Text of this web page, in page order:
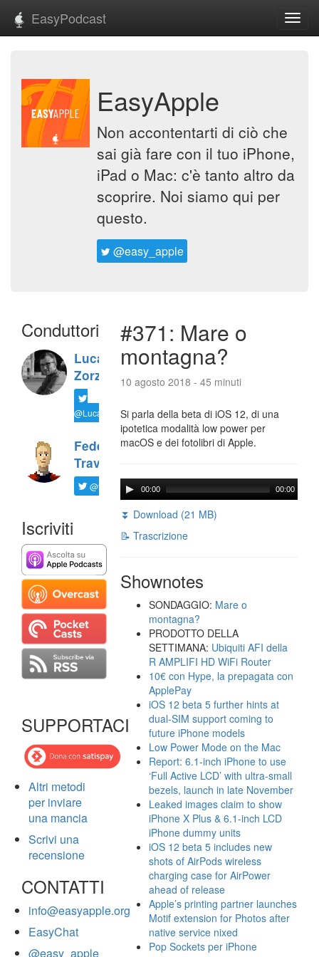
EasyPodcast
EasyApple
Non accontentarti di ciò che
sai già fare con il tuo iPhone,
iPad o Mac: c'è tanto altro da
scoprire. Noi siamo qui per
questo.
@easy_apple
Conduttori
Luca
Zorzi
@LucaTNT
Federico
Travaini
@ftrava
Iscriviti
SUPPORTACI
Altri metodi
per inviare
una mancia
Scrivi una
recensione
CONTATTI
info@easyapple.org
EasyChat
@easy_apple
#371: Mare o
montagna?
10 agosto 2018 - 45 minuti
Si parla della beta di iOS 12, di una
ipotetica modalità low power per
macOS e dei fotolibri di Apple.
00:00 00:00
⏬ Download (21 MB)
📝 Trascrizione
Shownotes
SONDAGGIO: Mare o
montagna?
PRODOTTO DELLA
SETTIMANA: Ubiquiti AFI della
R AMPLIFI HD WiFi Router
10€ con Hype, la prepagata con
ApplePay
iOS 12 beta 5 further hints at
dual-SIM support coming to
future iPhone models
Low Power Mode on the Mac
Report: 6.1-inch iPhone to use
‘Full Active LCD’ with ultra-small
bezels, launch in late November
Leaked images claim to show
iPhone X Plus & 6.1-inch LCD
iPhone dummy units
iOS 12 beta 5 includes new
shots of AirPods wireless
charging case for AirPower
ahead of release
Apple’s printing partner launches
Motif extension for Photos after
native service nixed
Pop Sockets per iPhone